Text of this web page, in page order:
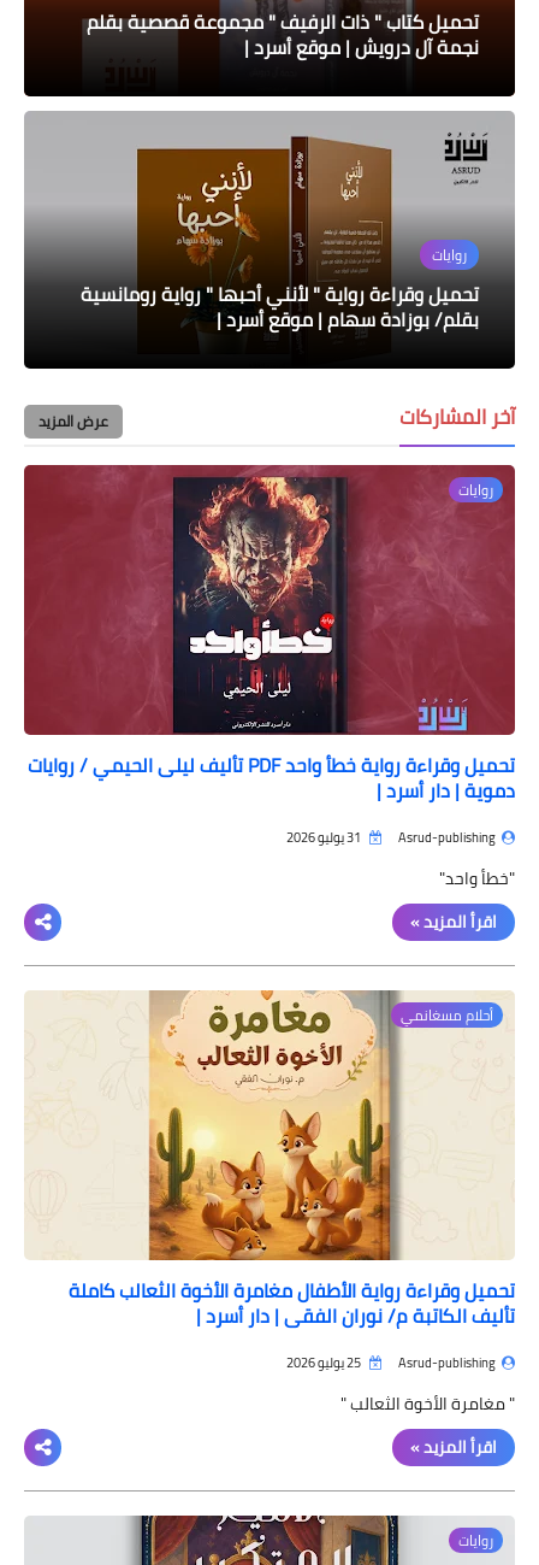
تحميل كتاب " ذات الرفيف " مجموعة قصصية بقلم
نجمة آل درويش | موقع أسرد |
روايات
تحميل وقراءة رواية " لأنني أحبها " رواية رومانسية
بقلم/ بوزادة سهام | موقع أسرد |
آخر المشاركات عرض المزيد
روايات
تحميل وقراءة رواية خطأ واحد PDF تأليف ليلى الحيمي / روايات
دموية | دار أسرد |
Asrud-publishing
"خطأ واحد"
اقرأ المزيد »
أحلام مسغانمي
تحميل وقراءة رواية الأطفال مغامرة الأخوة الثعالب كاملة
تأليف الكاتبة م/ نوران الفقي | دار أسرد |
Asrud-publishing
" مغامرة الأخوة الثعالب "
اقرأ المزيد »
روايات